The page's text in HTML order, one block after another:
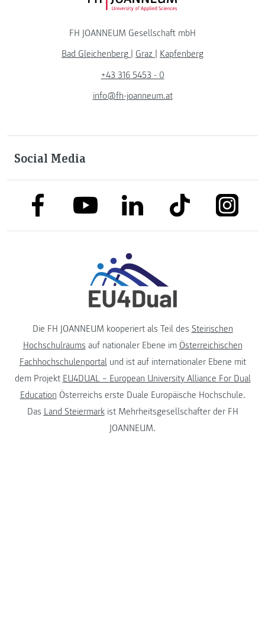
FH JOANNEUM Gesellschaft mbH
Bad Gleichenberg
Graz
Kapfenberg
+43 316 5453 - 0
info@fh-joanneum.at
Social Media
link to facebooklink to youtubelink to linkedinlink to tiktok
Die FH JOANNEUM kooperiert als Teil des Steirischen
Hochschulraums auf nationaler Ebene im Österreichischen
Fachhochschulenportalund ist auf internationaler Ebene mit
dem Projekt EU4DUAL – European University Alliance For Dual
Education Österreichs erste Duale Europäische Hochschule.
Das Land Steiermarkist Mehrheitsgesellschafter der FH
JOANNEUM.